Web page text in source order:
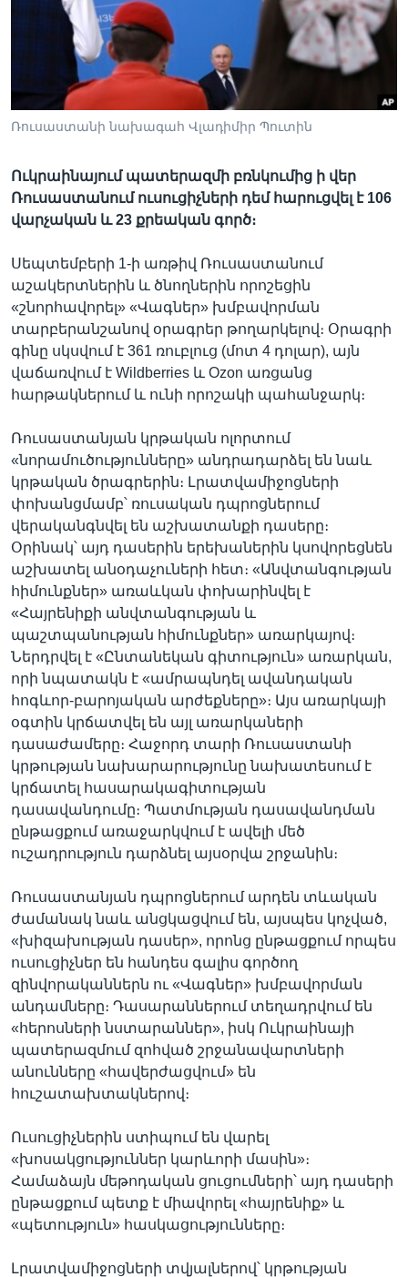
Լեզուներ
Ռուսաստանի նախագահ Վլադիմիր Պուտին
Ուկրաինայում պատերազմի բռնկումից ի վեր
Ռուսաստանում ուսուցիչների դեմ հարուցվել է 106
վարչական և 23 քրեական գործ։
Սեպտեմբերի 1-ի առթիվ Ռուսաստանում
աշակերտներին և ծնողներին որոշեցին
«շնորհավորել» «Վագներ» խմբավորման
տարբերանշանով օրագրեր թողարկելով։ Օրագրի
գինը սկսվում է 361 ռուբլուց (մոտ 4 դոլար), այն
վաճառվում է Wildberries և Ozon առցանց
հարթակներում և ունի որոշակի պահանջարկ։
Ռուսաստանյան կրթական ոլորտում
«նորամուծությունները» անդրադարձել են նաև
կրթական ծրագրերին։ Լրատվամիջոցների
փոխանցմամբ՝ ռուսական դպրոցներում
վերականգնվել են աշխատանքի դասերը։
Օրինակ՝ այդ դասերին երեխաներին կսովորեցնեն
աշխատել անօդաչուների հետ։ «Անվտանգության
հիմունքներ» առաևկան փոխարինվել է
«Հայրենիքի անվտանգության և
պաշտպանության հիմունքներ» առարկայով։
Ներդրվել է «Ընտանեկան գիտություն» առարկան,
որի նպատակն է «ամրապնդել ավանդական
հոգևոր-բարոյական արժեքները»։ Այս առարկայի
օգտին կրճատվել են այլ առարկաների
դասաժամերը։ Հաջորդ տարի Ռուսաստանի
կրթության նախարարությունը նախատեսում է
կրճատել հասարակագիտության
դասավանդումը։ Պատմության դասավանդման
ընթացքում առաջարկվում է ավելի մեծ
ուշադրություն դարձնել այսօրվա շրջանին։
Ռուսաստանյան դպրոցներում արդեն տևական
ժամանակ նաև անցկացվում են, այսպես կոչված,
«խիզախության դասեր», որոնց ընթացքում որպես
ուսուցիչներ են հանդես գալիս գործող
զինվորականներն ու «Վագներ» խմբավորման
անդամները։ Դասարաններում տեղադրվում են
«հերոսների նստարաններ», իսկ Ուկրաինայի
պատերազմում զոհված շրջանավարտների
անունները «հավերժացվում» են
հուշատախտակներով։
Ուսուցիչներին ստիպում են վարել
«խոսակցություններ կարևորի մասին»։
Համաձայն մեթոդական ցուցումների՝ այդ դասերի
ընթացքում պետք է միավորել «հայրենիք» և
«պետություն» հասկացությունները։
Լրատվամիջոցների տվյալներով՝ կրթության